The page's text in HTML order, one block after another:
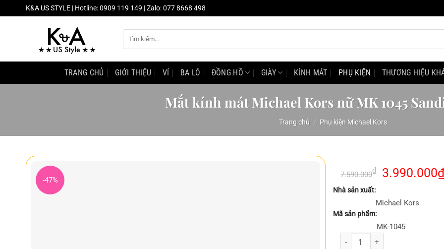
đến
K&A US STYLE | Hotline: 0909 119 149 | Zalo: 077 8668 498
kiếm:
TRANG CHỦ GIỚI THIỆU VÍ BA LÔ ĐỒNG HỒ GIÀY KÍNH MÁT PHỤ KIỆN THƯƠNG HIỆU
Mắt kính mát Michael Kors nữ MK 1045
Trang chủ / Phụ kiện Michael Kors
-47%
7.590.000₫
Giá
7.590.000₫.
3.990.000₫
Nhà sản xuất:
Michael Kors
Mã sản phẩm:
MK-1045
Mắt kính mát Michael Kors nữ